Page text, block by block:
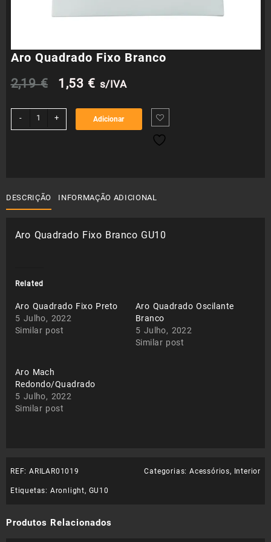
Aro Quadrado Fixo Branco
2,19€
O
preço
original
1,53 €O
preço
atual
s/IVA
-
Quantidade
+ Adicionar
DESCRIÇÃO INFORMAÇÃO ADICIONAL
Aro Quadrado Fixo Branco GU10
Related
Aro Quadrado Fixo Preto
5 Julho, 2022
Similar post
Aro Quadrado Oscilante
Branco
5 Julho, 2022
Similar post
Aro Mach
Redondo/Quadrado
5 Julho, 2022
Similar post
REF: ARILAR01019 Categorias: Acessórios, Interior
Etiquetas: Aronlight, GU10
Produtos Relacionados